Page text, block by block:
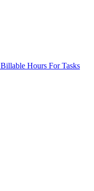
Billable Hours For Tasks